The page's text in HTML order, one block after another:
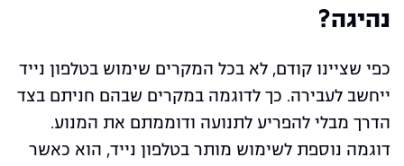
נהיגה?
כפי שציינו קודם, לא בכל המקרים שימוש בטלפון נייד
ייחשב לעבירה. כך לדוגמה במקרים שבהם חניתם בצד
הדרך מבלי להפריע לתנועה ודוממתם את המנוע.
דוגמה נוספת לשימוש מותר בטלפון נייד, הוא כאשר